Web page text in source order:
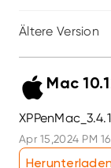
Ältere Version
Mac
Apr 15,2024 PM